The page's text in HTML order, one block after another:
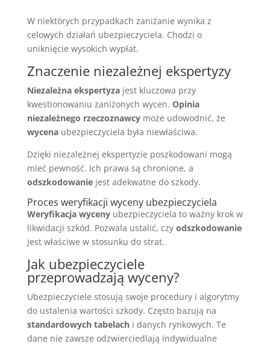
W niektórych przypadkach zaniżanie wynika z
celowych działań ubezpieczyciela. Chodzi o
uniknięcie wysokich wypłat.
Znaczenie niezależnej ekspertyzy
Niezależna ekspertyzajest kluczowa przy
kwestionowaniu zaniżonych wycen. Opinia
niezależnego rzeczoznawcymoże udowodnić, że
wycenaubezpieczyciela była niewłaściwa.
Dzięki niezależnej ekspertyzie poszkodowani mogą
mieć pewność. Ich prawa są chronione, a
odszkodowaniejest adekwatne do szkody.
Proces weryfikacji wyceny ubezpieczyciela
Weryfikacja wycenyubezpieczyciela to ważny krok w
likwidacji szkód. Pozwala ustalić, czy odszkodowanie
jest właściwe w stosunku do strat.
Jak ubezpieczyciele
przeprowadzają wyceny?
Ubezpieczyciele stosują swoje procedury i algorytmy
do ustalenia wartości szkody. Często bazują na
standardowych tabelachi danych rynkowych. Te
dane nie zawsze odzwierciedlają indywidualne